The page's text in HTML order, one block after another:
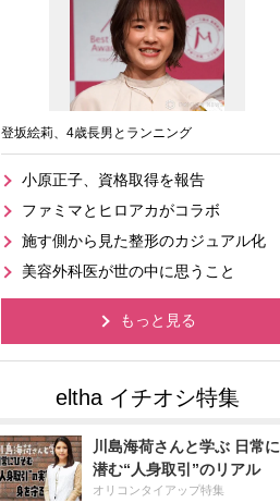
登坂絵莉、4歳長男とランニング
小原正子、資格取得を報告
ファミマとヒロアカがコラボ
施す側から見た整形のカジュアル化
美容外科医が世の中に思うこと
もっと見る
川島海荷さんと学ぶ 日常に
潜む“人身取引”のリアル
オリコンタイアップ特集